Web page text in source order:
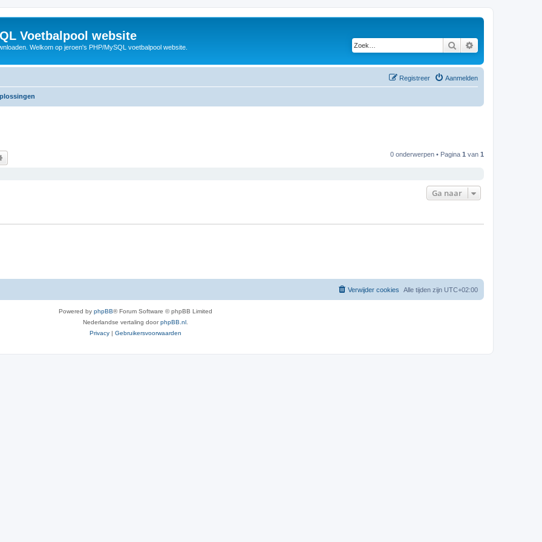
Voetbalpool website
Welkom op jeroen's PHP/MySQL voetbalpool website. Zoek
Aanmelden
Registreer
0 onderwerpen • Pagina 1 van 1
Ga naar
Alle tijden zijn UTC+02:00
Verwijder cookies
Powered by phpBB® Forum Software © phpBB Limited
Nederlandse vertaling doorphpBB.nl
Privacy | Gebruikersvoorwaarden